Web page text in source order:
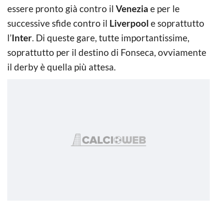
essere pronto già contro il Venezia e per le
successive sfide contro il Liverpool e soprattutto
l’Inter. Di queste gare, tutte importantissime,
soprattutto per il destino di Fonseca, ovviamente
il derby è quella più attesa.